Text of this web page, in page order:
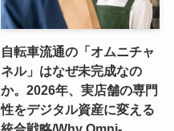
自転車流通の「オムニチャ
ネル」はなぜ未完成なの
か。2026年、実店舗の専門
性をデジタル資産に変える